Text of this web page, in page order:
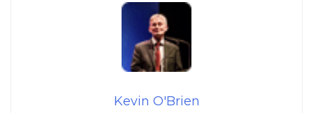
Kevin O'Brien